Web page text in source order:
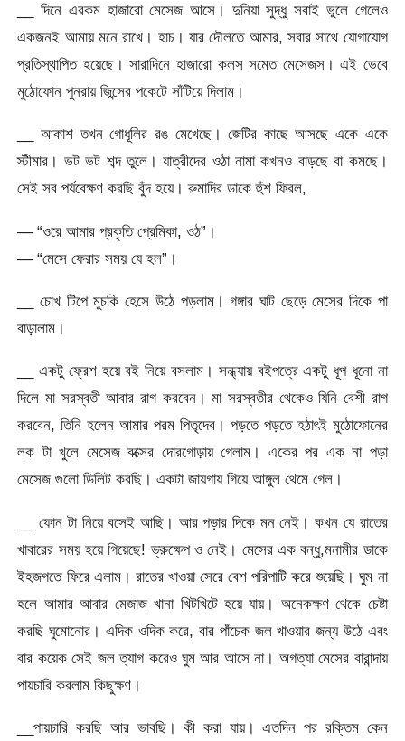
__ দিনে এরকম হাজারো মেসেজ আসে। দুনিয়া সুদ্ধু সবাই ভুলে গেলেও
একজনই আমায় মনে রাখে। হাচ। যার দৌলতে আমার, সবার সাথে যোগাযোগ
প্রতিস্থাপিত হয়েছে। সারাদিনে হাজারো কলস সমেত মেসেজস। এই ভেবে
মুঠোফোন পুনরায় জিন্সের পকেটে সাঁটিয়ে দিলাম।
__ আকাশ তখন গোধূলির রঙ মেখেছে। জেটির কাছে আসছে একে একে
স্টীমার। ভট ভট শব্দ তুলে। যাত্রীদের ওঠা নামা কখনও বাড়ছে বা কমছে।
সেই সব পর্যবেক্ষণ করছি বুঁদ হয়ে। রুমাদির ডাকে হুঁশ ফিরল,
— “ওরে আমার প্রকৃতি প্রেমিকা, ওঠ”।
— “মেসে ফেরার সময় যে হল”।
__ চোখ টিপে মুচকি হেসে উঠে পড়লাম। গঙ্গার ঘাট ছেড়ে মেসের দিকে পা
বাড়ালাম।
__ একটু ফ্রেশ হয়ে বই নিয়ে বসলাম। সন্ধ্যায় বইপত্রে একটু ধূপ ধূনো না
দিলে মা সরস্বতী আবার রাগ করবেন। মা সরস্বতীর থেকেও যিনি বেশী রাগ
করবেন, তিনি হলেন আমার পরম পিতৃদেব। পড়তে পড়তে হঠাৎই মুঠোফোনের
লক টা খুলে মেসেজ বক্সের দোরগোড়ায় গেলাম। একের পর এক না পড়া
মেসেজ গুলো ডিলিট করছি। একটা জায়গায় গিয়ে আঙ্গুল থেমে গেল।
__ ফোন টা নিয়ে বসেই আছি। আর পড়ার দিকে মন নেই। কখন যে রাতের
খাবারের সময় হয়ে গিয়েছে! ভ্রুক্ষেপ ও নেই। মেসের এক বন্ধু,মনামীর ডাকে
ইহজগতে ফিরে এলাম। রাতের খাওয়া সেরে বেশ পরিপাটি করে শুয়েছি। ঘুম না
হলে আমার আবার মেজাজ খানা খিটখিটে হয়ে যায়। অনেকক্ষণ থেকে চেষ্টা
করছি ঘুমোনোর। এদিক ওদিক করে, বার পাঁচেক জল খাওয়ার জন্য উঠে এবং
বার কয়েক সেই জল ত্যাগ করেও ঘুম আর আসে না। অগত্যা মেসের বারান্দায়
পায়চারি করলাম কিছুক্ষণ।
__পায়চারি করছি আর ভাবছি। কী করা যায়। এতদিন পর রক্তিম কেন